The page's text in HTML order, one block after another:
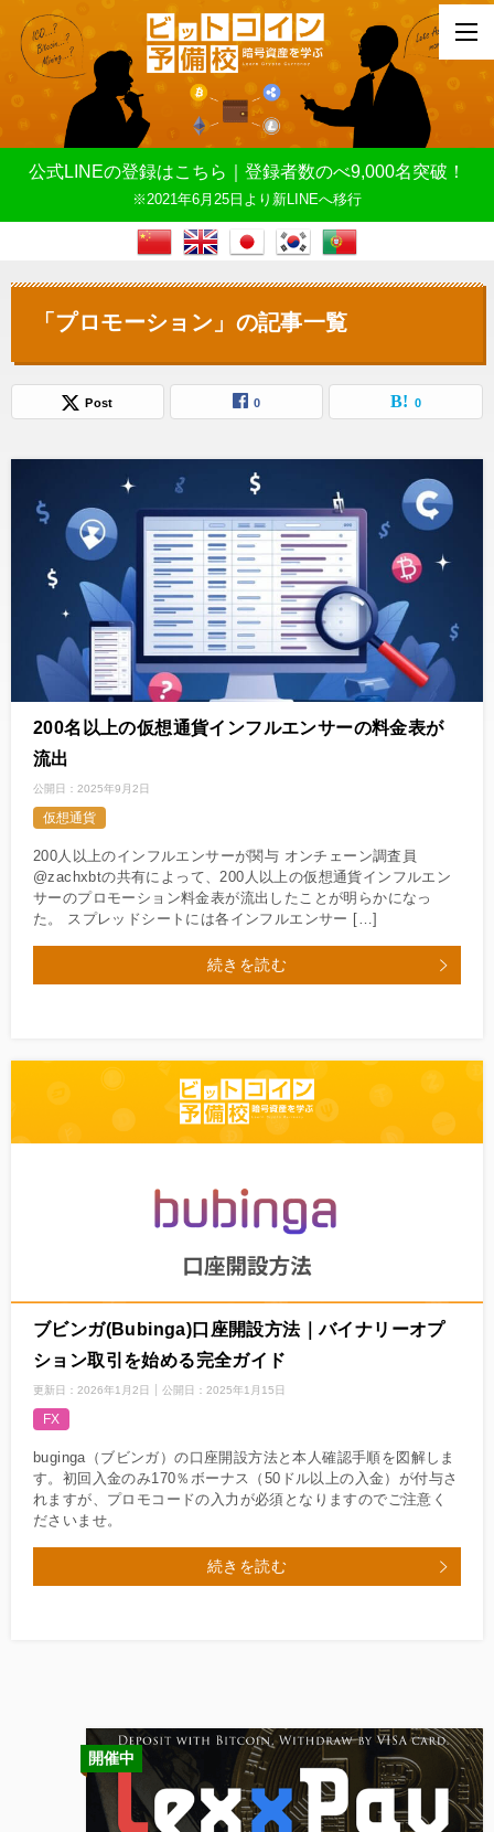
公式LINEの登録はこちら｜登録者数のべ9,000名突破！
※2021年6月25日より新LINEへ移行
「プロモーション」の記事一覧
Post 0 0
200名以上の仮想通貨インフルエンサーの料金表が
流出
公開日： 2025年9月2日
仮想通貨
200人以上のインフルエンサーが関与 オンチェーン調査員
@zachxbtの共有によって、200人以上の仮想通貨インフルエン
サーのプロモーション料金表が流出したことが明らかになっ
た。 スプレッドシートには各インフルエンサー […]
続きを読む
ブビンガ(Bubinga)口座開設方法｜バイナリーオプ
ション取引を始める完全ガイド
更新日： 2026年1月2日 公開日： 2025年1月15日
FX
buginga（ブビンガ）の口座開設方法と本人確認手順を図解しま
す。初回入金のみ170％ボーナス（50ドル以上の入金）が付与さ
れますが、プロモコードの入力が必須となりますのでご注意く
ださいませ。
続きを読む
開催中